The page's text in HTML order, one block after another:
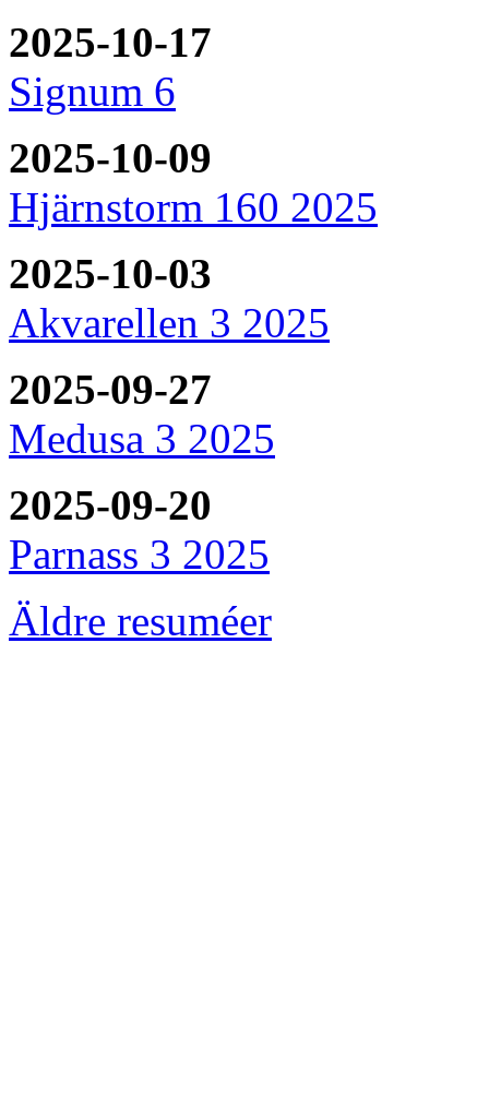
2025-10-17
Signum 6
2025-10-09
Hjärnstorm 160 2025
2025-10-03
Akvarellen 3 2025
2025-09-27
Medusa 3 2025
2025-09-20
Parnass 3 2025
Äldre resuméer